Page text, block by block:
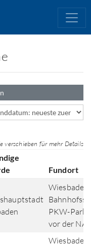
verschieben für mehr Details
Fundort
Wiesbaden,
PKW-
vor der
Wiesbaden,